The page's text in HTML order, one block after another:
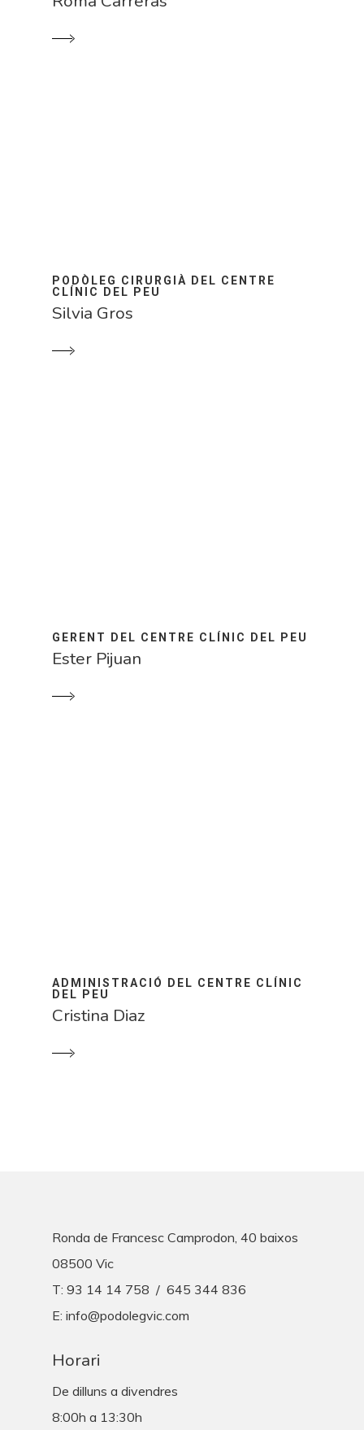
PODÒLEG CIRURGIÀ DEL CENTRE
CLÍNIC DEL PEU
Silvia Gros
GERENT DEL CENTRE CLÍNIC DEL PEU
Ester Pijuan
ADMINISTRACIÓ DEL CENTRE CLÍNIC
DEL PEU
Cristina Diaz
Ronda de Francesc Camprodon, 40 baixos
08500 Vic
T: 93 14 14 758 / 645 344 836
E: info@podolegvic.com
Horari
De dilluns a divendres
8:00h a 13:30h